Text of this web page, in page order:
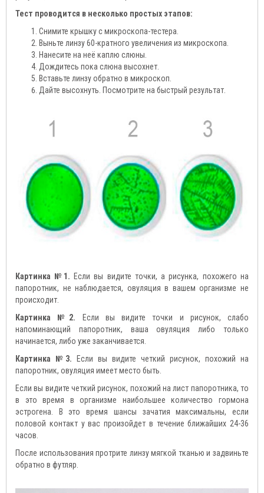
Тест проводится в несколько простых этапов:
Снимите крышку с микроскопа-тестера.
Выньте линзу 60-кратного увеличения из микроскопа.
Нанесите на неё каплю слюны.
Дождитесь пока слюна высохнет.
Вставьте линзу обратно в микроскоп.
Дайте высохнуть. Посмотрите на быстрый результат.
Картинка №1. Если вы видите точки, а рисунка, похожего на
папоротник, не наблюдается, овуляция в вашем организме не
происходит.
Картинка №2. Если вы видите точки и рисунок, слабо
напоминающий папоротник, ваша овуляция либо только
начинается, либо уже заканчивается.
Картинка №3. Если вы видите четкий рисунок, похожий на
папоротник, овуляция имеет место быть.
Если вы видите четкий рисунок, похожий на лист папоротника, то
в это время в организме наибольшее количество гормона
эстрогена. В это время шансы зачатия максимальны, если
половой контакт у вас произойдет в течение ближайших 24-36
часов.
После использования протрите линзу мягкой тканью и задвиньте
обратно в футляр.